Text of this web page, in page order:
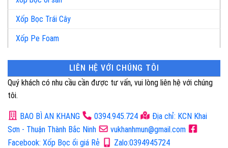
Xốp Bọc Trái Cây
Xốp Pe Foam
LIÊN HỆ VỚI CHÚNG TÔI
Quý khách có nhu cầu cần được tư vấn, vui lòng liên hệ với chúng
tôi.
BAO BÌ AN KHANG 0394.945.724
Địa chỉ: KCN Khai
Sơn - Thuận Thành Bắc Ninh
vukhanhmun@gmail.com
Facebook: Xốp Bọc ổi giá Rẻ
Zalo:0394945724